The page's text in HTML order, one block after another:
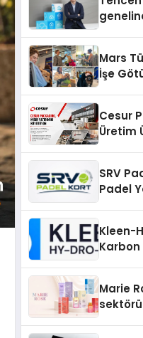
Mars
İşe
Cesur
Üretim
SRV
Padel
Kleen-
Karbon
Aldı
Marie